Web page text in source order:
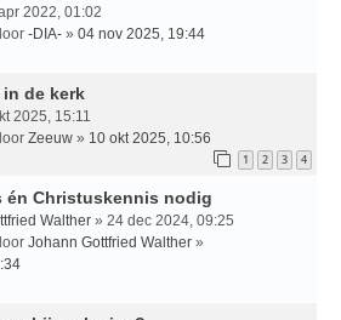
2022, 01:02
-DIA- » 04 nov 2025, 19:44
de kerk
2025, 15:11
Zeeuw » 10 okt 2025, 10:56
1 2 3 4
én Christuskennis nodig
Walther » 24 dec 2024, 09:25
Johann Gottfried Walther »